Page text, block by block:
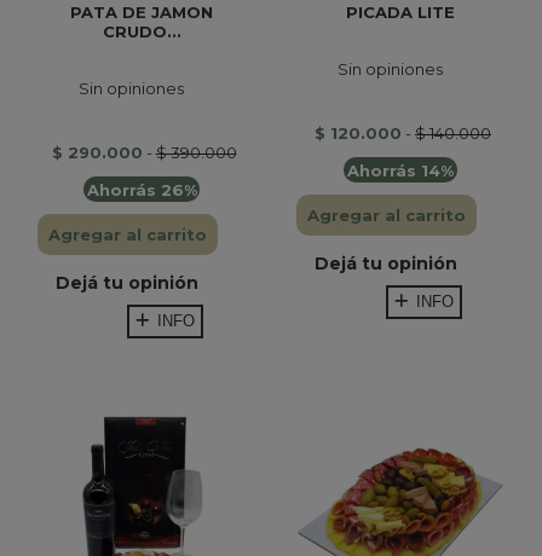
PATA DE JAMON
CRUDO...
Sin opiniones
$ 290.000 -$ 390.000
Ahorrás 26%
Agregar al carrito
Dejá tu opinión
INFO
PICADA LITE
Sin opiniones
$ 120.000 - $ 140.000
Ahorrás 14%
Agregar al carrito
Dejá tu opinión
INFO